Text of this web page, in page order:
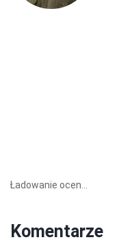
Ładowanie ocen...
Komentarze